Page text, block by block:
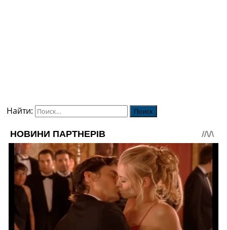
Найти: